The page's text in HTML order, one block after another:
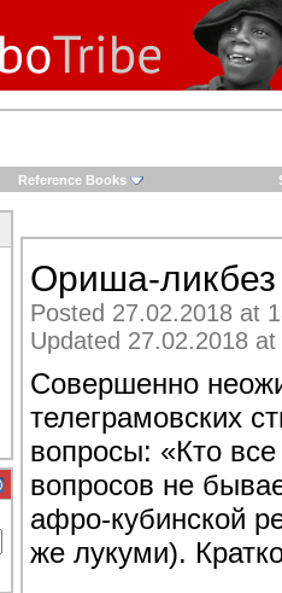
Reference Books
Ориша-ликбез
Posted 27.02.2018 at
Updated 27.02.2018
Совершенно
телеграмовских
вопросы: «Кто
вопросов не
афро-кубинской
же лукуми).